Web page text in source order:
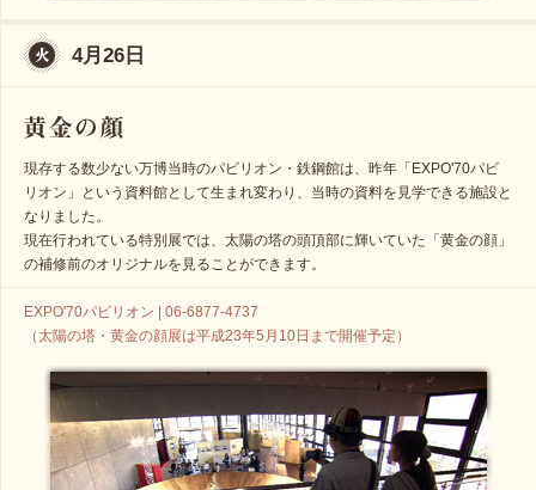
4月26日
現存する数少ない万博当時のパビリオン・鉄鋼館は、昨年「EXPO'70パビ
リオン」という資料館として生まれ変わり、当時の資料を見学できる施設と
なりました。
現在行われている特別展では、太陽の塔の頭頂部に輝いていた「黄金の顔」
の補修前のオリジナルを見ることができます。
EXPO'70パビリオン | 06-6877-4737
（太陽の塔・黄金の顔展は平成23年5月10日まで開催予定）